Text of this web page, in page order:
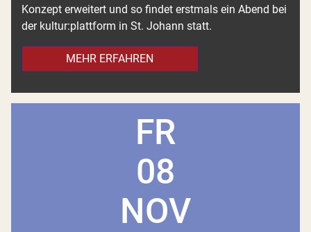
Konzept erweitert und so findet erstmals ein Abend bei
der kultur:plattform in St. Johann statt.
MEHR ERFAHREN
FR
08
NOV